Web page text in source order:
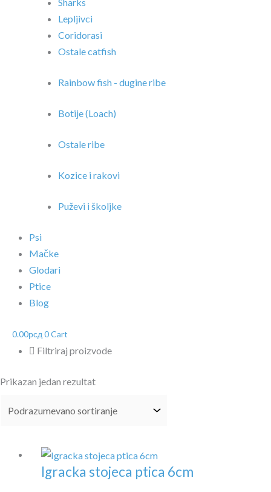
Lepljivci
Coridorasi
Ostale catfish
Rainbow fish - dugine ribe
Botije (Loach)
Ostale ribe
Kozice i rakovi
Puževi i školjke
Psi
Mačke
Glodari
Ptice
Blog
0.00рсд 0Cart
Filtriraj proizvode
Prikazan jedan rezultat
Igracka stojeca ptica 6cm